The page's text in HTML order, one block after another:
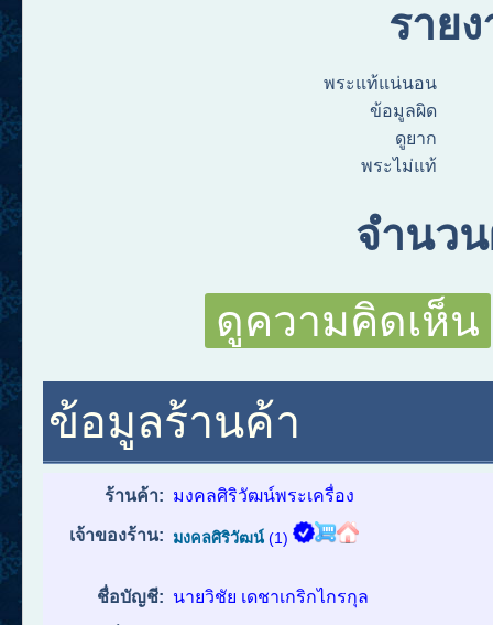
ราย
พระแท้แน่นอน
ข้อมูลผิด
ดูยาก
พระไม่แท้
จำนว
ดูความคิดเห็น
ข้อมูลร้านค้า
ร้านค้า: มงคลศิริวัฒน์พระเครื่อง
เจ้าของร้าน: มงคลศิริวัฒน์ (1)
ชื่อบัญชี: นายวิชัย เดชาเกริกไกรกุล